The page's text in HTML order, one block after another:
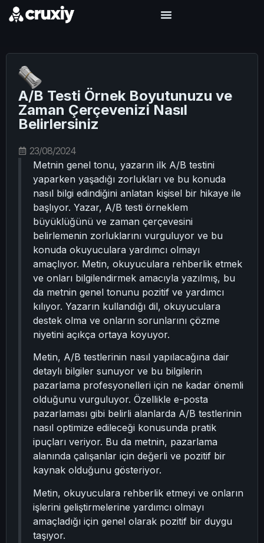
A/B Testi Örnek Boyutunuzu ve
Zaman Çerçevenizi Nasıl
Belirlersiniz
23/08/2024
Metnin genel tonu, yazarın ilk A/B testini
yaparken yaşadığı zorlukları ve bu konuda
nasıl bilgi edindiğini anlatan kişisel bir hikaye ile
başlıyor. Yazar, A/B testi örneklem
büyüklüğünü ve zaman çerçevesini
belirlemenin zorluklarını vurguluyor ve bu
konuda okuyuculara yardımcı olmayı
amaçlıyor. Metin, okuyuculara rehberlik etmek
ve onları bilgilendirmek amacıyla yazılmış, bu
da metnin genel tonunu pozitif ve yardımcı
kılıyor. Yazarın kullandığı dil, okuyuculara
destek olma ve onların sorunlarını çözme
niyetini açıkça ortaya koyuyor.
Metin, A/B testlerinin nasıl yapılacağına dair
detaylı bilgiler sunuyor ve bu bilgilerin
pazarlama profesyonelleri için ne kadar önemli
olduğunu vurguluyor. Özellikle e-posta
pazarlaması gibi belirli alanlarda A/B testlerinin
nasıl optimize edileceği konusunda pratik
ipuçları veriyor. Bu da metnin, pazarlama
alanında çalışanlar için değerli ve pozitif bir
kaynak olduğunu gösteriyor.
Metin, okuyuculara rehberlik etmeyi ve onların
işlerini geliştirmelerine yardımcı olmayı
amaçladığı için genel olarak pozitif bir duygu
taşıyor.